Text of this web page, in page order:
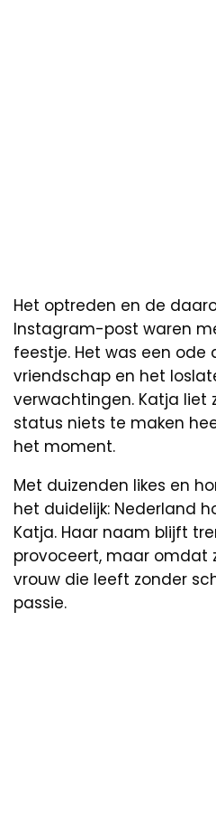
Het optreden en de
Instagram-post waren
feestje. Het was een ode
vriendschap en het
verwachtingen. Katja liet
status niets te maken
het moment.
Met duizenden likes en
het duidelijk: Nederland
Katja. Haar naam blijft
provoceert, maar omdat
vrouw die leeft zonder
passie.